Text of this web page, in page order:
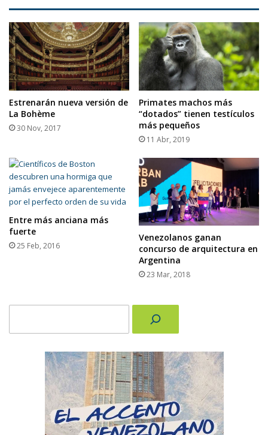
Estrenarán nueva versión de
La Bohème
30 Nov, 2017
Primates machos más
“dotados” tienen testículos
más pequeños
11 Abr, 2019
Entre más anciana más
fuerte
25 Feb, 2016
Venezolanos ganan
concurso de arquitectura en
Argentina
23 Mar, 2018